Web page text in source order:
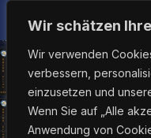
Wir schätzen
Wir verwenden
verbessern,
einzusetzen und
Wenn Sie auf „Alle
Anwendung von
Inhalt
springen
So.. Aug.